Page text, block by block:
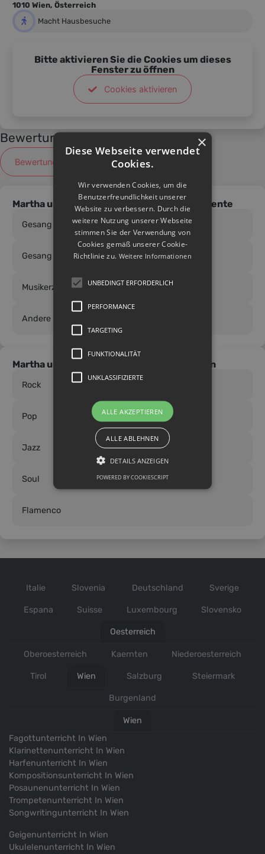
Klangschönheit, Intonation, Beweglichkeit,
Lautstärke, Umfang, Projektion und Dynamik deiner
einzusetzen, um deine Lieblingslieder mit mehr
Selbstvertrauen, Stilbewusstsein, Freude, Musikalität
und Ausdruck interpretíeren zu können.
Gesang studiert und verfüge über 18 Jahre
Berufserfahrung.
1010 Wien, Österreich
Macht Hausbesuche
Bitte aktivieren Sie die Cookies um dieses
Fenster zu öffnen
Cookies aktivieren
Bewertungen
Bewertung schreiben
Martha unterrichtet die folgenden Instrumente
Gesang
Gesang
Musikerziehung
Andere Instrumente
Martha unterrichtet in den folgenden Stilen
Rock
Pop
Jazz
Soul
Flamenco
Italie Slovenia Deutschland Sverige
Espana Suisse Luxembourg Slovensko
Oesterreich
Oberoesterreich Kaernten Niederoesterreich
Tirol Wien Salzburg Steiermark
Burgenland
Wien
Fagottunterricht In Wien
Klarinettenunterricht In Wien
Harfenunterricht In Wien
Kompositionsunterricht In Wien
Posaunenunterricht In Wien
Trompetenunterricht In Wien
Songwritingunterricht In Wien
Geigenunterricht In Wien
Ukulelenunterricht In Wien
×
Diese Webseite verwendet
Cookies.
Wir verwenden Cookies, um die
Benutzerfreundlichkeit unserer
Website zu verbessern. Durch die
weitere Nutzung unserer Webseite
stimmen Sie der Verwendung von
Cookies gemäß unserer Cookie-
Richtlinie zu. Weitere Informationen
UNBEDINGT ERFORDERLICH
PERFORMANCE
TARGETING
FUNKTIONALITÄT
UNKLASSIFIZIERTE
ALLE AKZEPTIEREN
ALLE ABLEHNEN
DETAILS ANZEIGEN
POWERED BY COOKIESCRIPT